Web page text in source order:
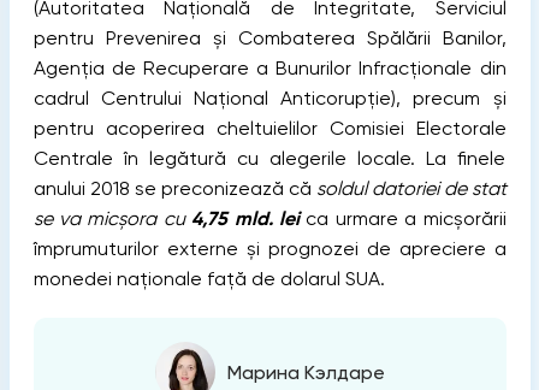
(Autoritatea Națională de Integritate, Serviciul
pentru Prevenirea și Combaterea Spălării Banilor,
Agenția de Recuperare a Bunurilor Infracționale din
cadrul Centrului Național Anticorupție), precum și
pentru acoperirea cheltuielilor Comisiei Electorale
Centrale în legătură cu alegerile locale. La finele
anului 2018 se preconizează că soldul datoriei de stat
se va micșora cu 4,75 mld. leica urmare a micșorării
împrumuturilor externe și prognozei de apreciere a
monedei naționale față de dolarul SUA.
Марина Кэлдаре